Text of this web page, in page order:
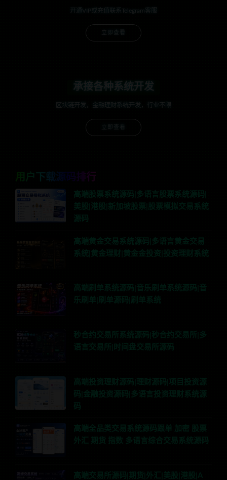
开通VIP或充值联系Telegram客服
立即查看
承接各种系统开发
区块链开发，金融理财系统开发，行业不限
立即查看
用户下载源码排行
高端股票系统源码|多语言股票系统源码|
美股|港股|新加坡股票|股票模拟交易系统
源码
高端黄金交易系统源码|多语言黄金交易
系统|黄金理财|黄金金投资|投资理财系统
高端刷单系统源码|音乐刷单系统源码|音
乐刷单|刷单源码|刷单系统
秒合约交易所系统源码|秒合约交易所|多
语言交易所|时间盘交易所源码
高端投资理财源码|理财源码|项目投资源
码|金融投资源码|多语言投资理财系统源
码
高端全品类交易系统源码跟单 加密 股票
外汇 期货 指数 多语言综合交易系统源码
高端交易所源码|期货|外汇|美股|港股|A